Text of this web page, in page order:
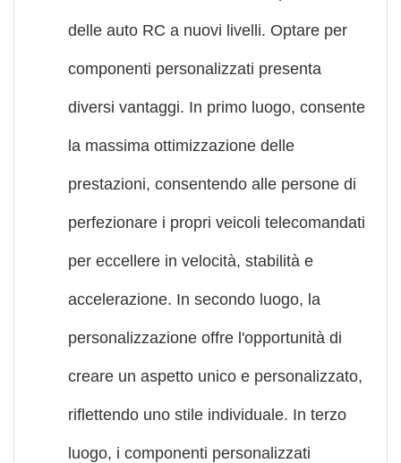
delle auto RC a nuovi livelli. Optare per
componenti personalizzati presenta
diversi vantaggi. In primo luogo, consente
la massima ottimizzazione delle
prestazioni, consentendo alle persone di
perfezionare i propri veicoli telecomandati
per eccellere in velocità, stabilità e
accelerazione. In secondo luogo, la
personalizzazione offre l'opportunità di
creare un aspetto unico e personalizzato,
riflettendo uno stile individuale. In terzo
luogo, i componenti personalizzati